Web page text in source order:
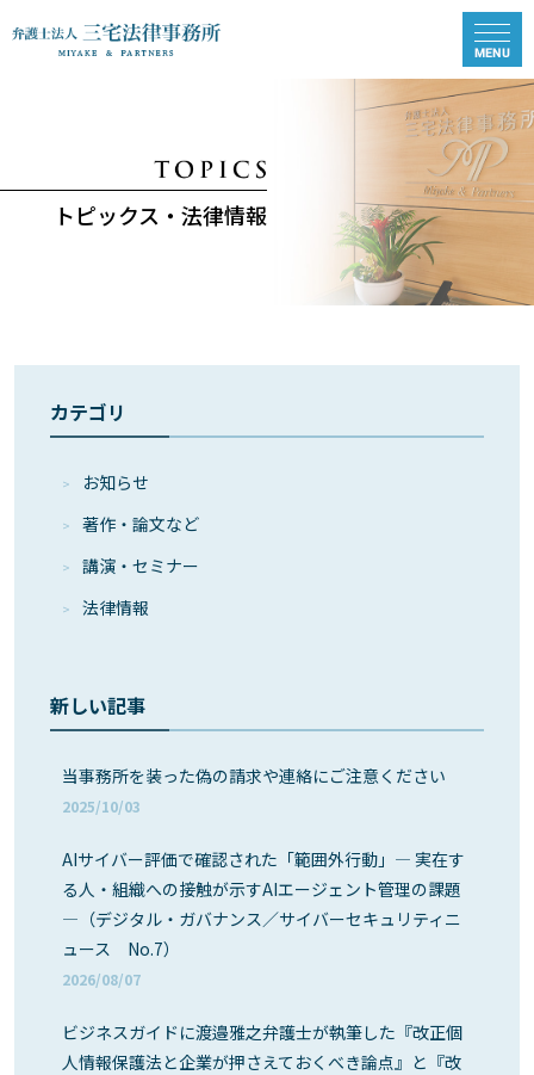
トピックス・法律情報
カテゴリ
お知らせ
著作・論⽂など
講演・セミナー
法律情報
新しい記事
当事務所を装った偽の請求や連絡にご注意ください
2025/10/03
AIサイバー評価で確認された「範囲外行動」― 実在す
る人・組織への接触が示すAIエージェント管理の課題
―（デジタル・ガバナンス／サイバーセキュリティニ
ュース No.7）
2026/08/07
ビジネスガイドに渡邉雅之弁護士が執筆した『改正個
人情報保護法と企業が押さえておくべき論点』と『改